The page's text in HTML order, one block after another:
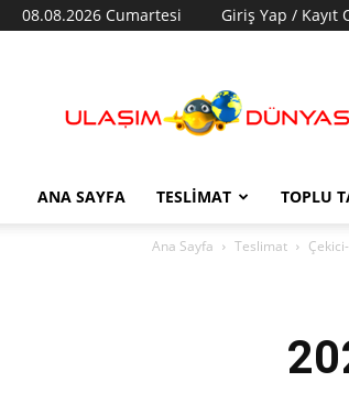
08.08.2026 Cumartesi Giriş Yap / Kayıt
Dünyası
ANA SAYFA TESLIMAT TOPLU
Ana Sayfa Teslimat